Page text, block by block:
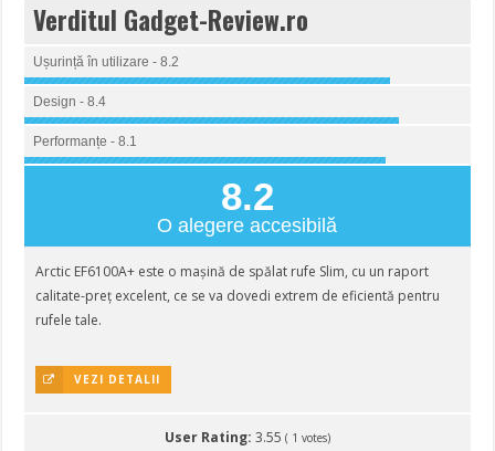
Verditul Gadget-Review.ro
Ușurință în utilizare - 8.2
Design - 8.4
Performanțe - 8.1
8.2
O alegere accesibilă
Arctic EF6100A+ este o mașină de spălat rufe Slim, cu un raport
calitate-preț excelent, ce se va dovedi extrem de eficientă pentru
rufele tale.
VEZI DETALII
User Rating: 3.55 ( 1 votes)